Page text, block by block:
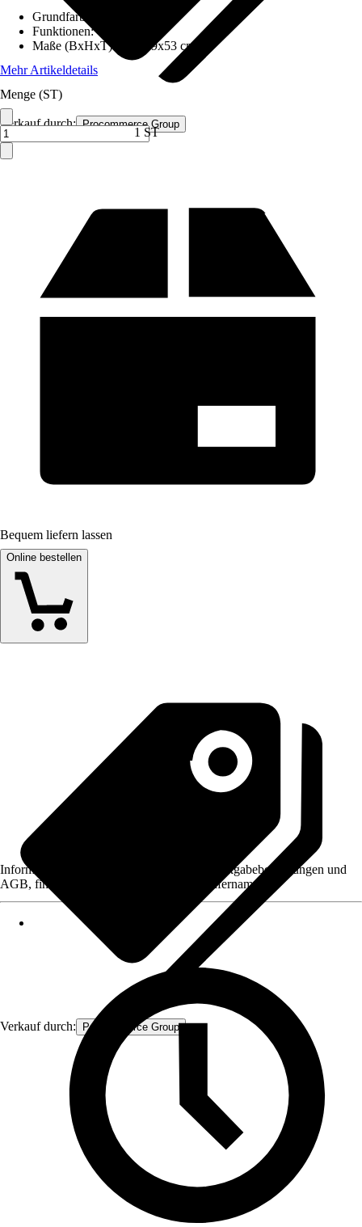
Verkauf durch: Procommerce Group
Grundfarbe
Funktionen:-
Maße (BxHxT)
105x39x53 cm
Mehr Artikeldetails
Menge (ST)
1 ST
Bequem liefern lassen
Online bestellen
Verkauf durch: Procommerce Group
Informationen des Verkäufers, wie z. B. Rückgabebedingungen und
AGB, finden Sie bei Klick auf den Verkäufernamen.